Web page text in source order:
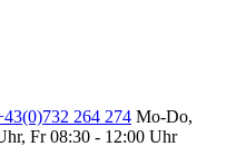
264 274 Mo-Do,
Fr 08:30 - 12:00 Uhr